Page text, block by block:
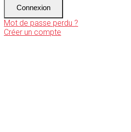
Connexion
Mot de passe perdu ?
Créer un compte